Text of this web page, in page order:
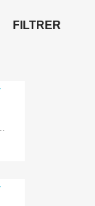
FILTRER